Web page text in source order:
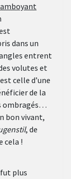
dans un
entrent
volutes et
celle d’une
de la
ombragés…
bon vivant,
, de
cela !
plus